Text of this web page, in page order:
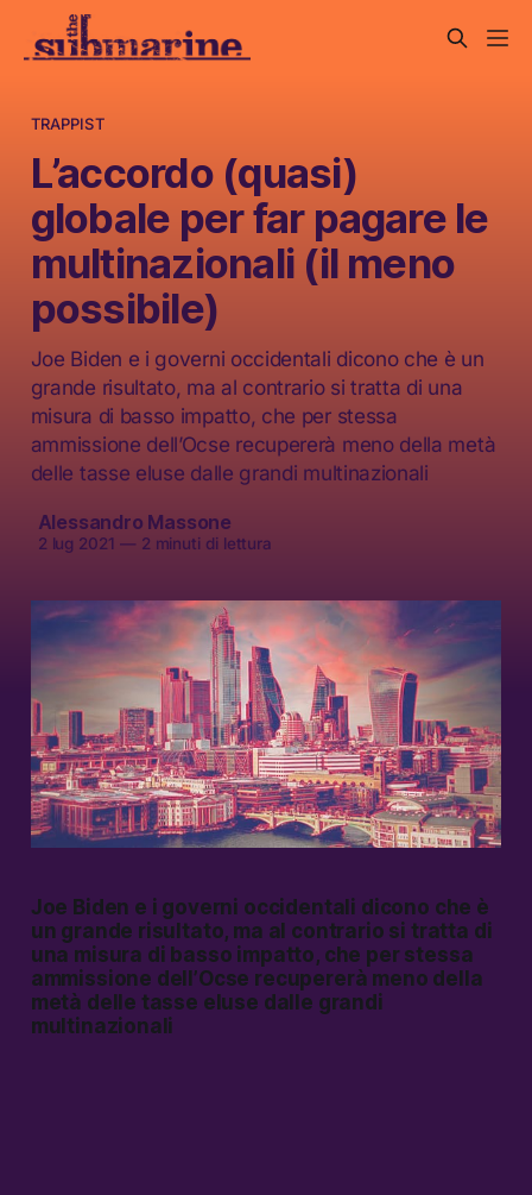
TRAPPIST
L’accordo (quasi)
globale per far pagare le
multinazionali (il meno
possibile)
Joe Biden e i governi occidentali dicono che è un
grande risultato, ma al contrario si tratta di una
misura di basso impatto, che per stessa
ammissione dell’Ocse recupererà meno della metà
delle tasse eluse dalle grandi multinazionali
Alessandro Massone
2 lug 2021 — 2 minuti di lettura
Joe Biden e i governi occidentali dicono che è
un grande risultato, ma al contrario si tratta di
una misura di basso impatto, che per stessa
ammissione dell’Ocse recupererà meno della
metà delle tasse eluse dalle grandi
multinazionali